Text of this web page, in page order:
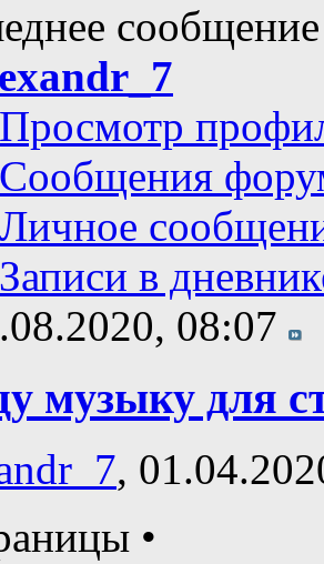
Просмотр
Сообщения
Личное
Записи в
08:07
музыку для
,
•